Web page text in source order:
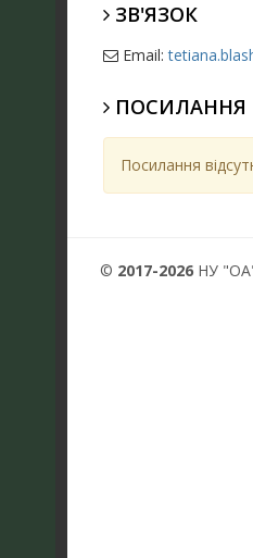
ЗВ'ЯЗОК
Email:
ПОСИЛАННЯ
Посилання
© 2017-2026 НУ